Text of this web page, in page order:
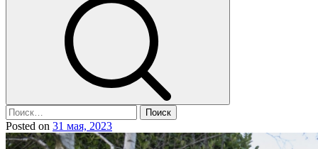
Posted on 31 мая, 2023
admin